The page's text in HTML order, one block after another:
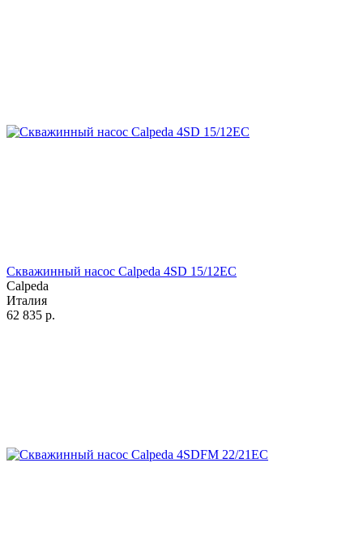
Скважинный насос Calpeda 4SD 15/12EC
Calpeda
Италия
62 835 р.